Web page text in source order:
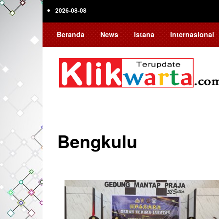
Skip
2026-08-08
Beranda News Istana Internasional
Bengkulu
Pagination